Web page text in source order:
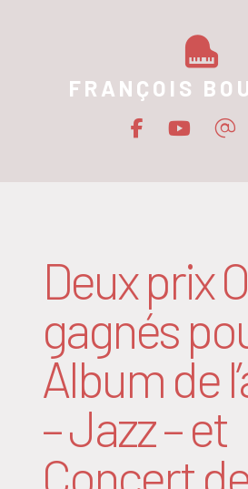
FRANÇOIS
Deux prix
gagnés
Album de
– Jazz – et
Concert